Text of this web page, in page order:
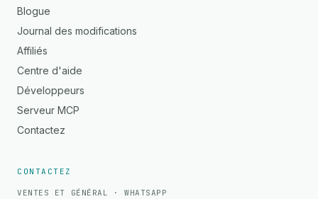
Blogue
Journal des modifications
Affiliés
Centre d'aide
Développeurs
Serveur MCP
Contactez
CONTACTEZ
VENTES ET GÉNÉRAL · WHATSAPP